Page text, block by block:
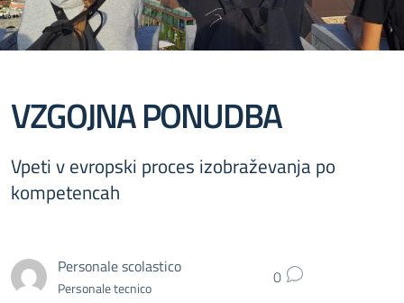
VZGOJNA PONUDBA
Vpeti v evropski proces izobraževanja po
kompetencah
Personale scolastico
Personale tecnico 0